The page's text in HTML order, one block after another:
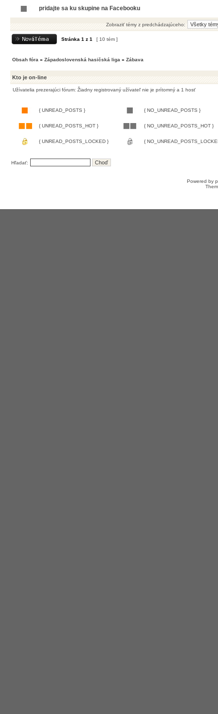
pridajte sa ku skupine na Facebooku
Zobraziť témy z predchádzajúceho:
Stránka 1 z 1 [ 10 tém ]
Obsah fóra » Západoslovenská hasičská liga » Zábava
Kto je on-line
Užívatelia prezerajúci fórum: Žiadny registrovaný užívateľ nie je prítomný a 1 hosť
{ UNREAD_POSTS } { NO_UNREAD_POSTS }
{ UNREAD_POSTS_HOT } { NO_UNREAD_POSTS_HOT }
{ UNREAD_POSTS_LOCKED } {
Hľadať:
Powered by